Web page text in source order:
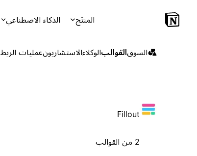
المنتَج الذكاء الاصطناعي
السوقالقوالبالوكلاءالاستشاريونعمليات الربط
Fillout
2 من القوالب